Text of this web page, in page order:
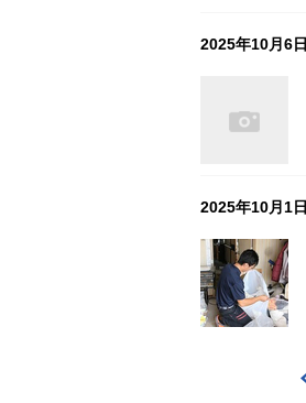
2025年10月6日
2025年10月1日